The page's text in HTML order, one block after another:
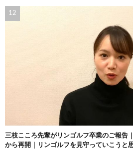
三枝こころ先輩がリンゴルフ卒業のご報告
から再開｜リンゴルフを見守っていこうと